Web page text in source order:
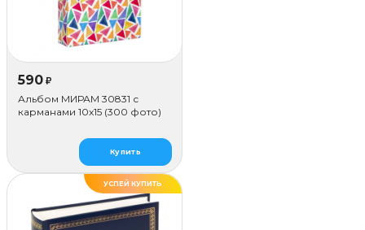
590 ₽
Альбом МИРАМ 30831 с
карманами 10x15 (300 фото)
Купить
УСПЕЙ КУПИТЬ